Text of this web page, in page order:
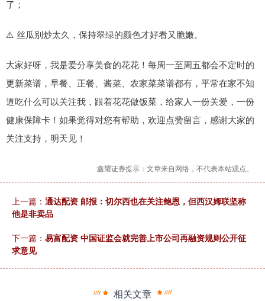
了；
⚠️ 丝瓜别炒太久，保持翠绿的颜色才好看又脆嫩。
大家好呀，我是爱分享美食的花花！每周一至周五都会不定时的
更新菜谱，早餐、正餐、酱菜、农家菜菜谱都有，平常在家不知
道吃什么可以关注我，跟着花花做饭菜，给家人一份关爱，一份
健康保障卡！如果觉得对您有帮助，欢迎点赞留言，感谢大家的
关注支持，明天见！
鑫耀证券提示：文章来自网络，不代表本站观点。
上一篇： 通达配资 邮报：切尔西也在关注鲍恩，但西汉姆联坚称
他是非卖品
下一篇： 易富配资 中国证监会就完善上市公司再融资规则公开征
求意见
相关文章